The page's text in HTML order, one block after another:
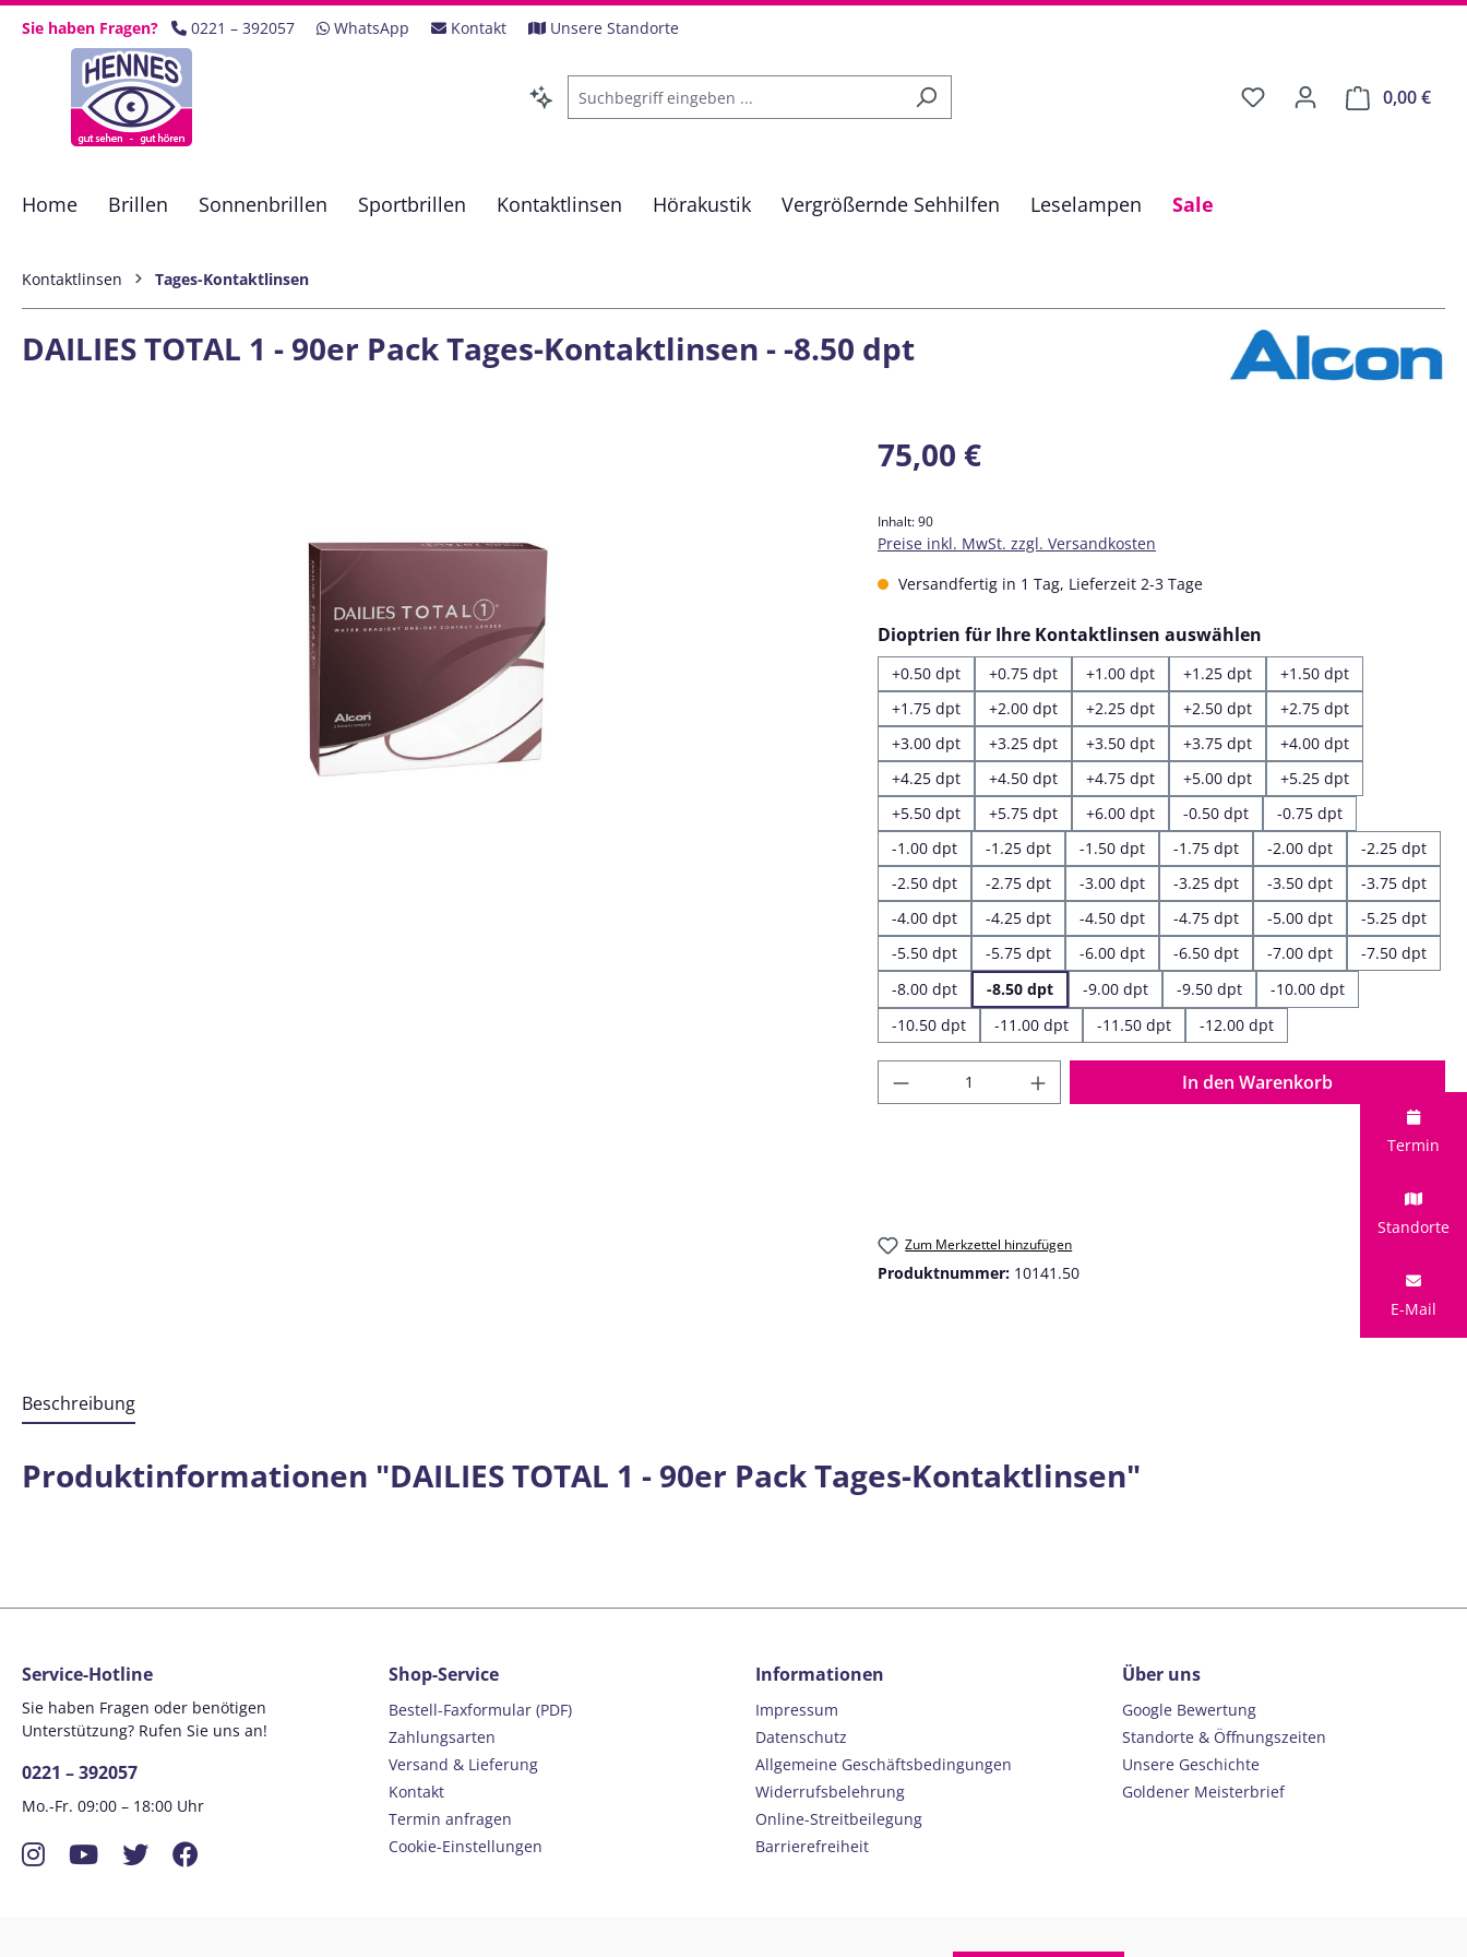
Hauptinhalt springen
Zur Suche springen
Zur Hauptnavigation springen
Sie haben Fragen? 0221 – 392057 WhatsApp Kontakt Unsere Standorte
0,00 €
Home Brillen Sonnenbrillen Sportbrillen Kontaktlinsen Hörakustik Vergrößernde Sehhilfen Leselampen Sale
Kontaktlinsen Tages-Kontaktlinsen
DAILIES TOTAL 1 - 90er Pack Tages-Kontaktlinsen - -8.50 dpt
Regulärer Preis:
75,00 €
Inhalt:90
Preise inkl. MwSt. zzgl. Versandkosten
Versandfertig in 1 Tag, Lieferzeit 2-3 Tage
Dioptrien für Ihre Kontaktlinsen auswählen
+0.50 dpt +0.75 dpt +1.00 dpt +1.25 dpt
+1.50 dpt
+1.75 dpt
+2.00 dpt +2.25 dpt +2.50 dpt
+2.75 dpt
+3.00 dpt
+3.25 dpt +3.50 dpt +3.75 dpt
+4.00 dpt
+4.25 dpt
+4.50 dpt +4.75 dpt +5.00 dpt
+5.25 dpt
+5.50 dpt
+5.75 dpt +6.00 dpt -0.50 dpt
-0.75 dpt
-1.00 dpt
-1.25 dpt -1.50 dpt -1.75 dpt -2.00 dpt
-2.25 dpt
-2.50 dpt
-2.75 dpt -3.00 dpt -3.25 dpt -3.50 dpt
-3.75 dpt
-4.00 dpt
-4.25 dpt -4.50 dpt -4.75 dpt -5.00 dpt
-5.25 dpt
-5.50 dpt
-5.75 dpt -6.00 dpt -6.50 dpt -7.00 dpt
-7.50 dpt
-8.00 dpt
-8.50 dpt -9.00 dpt -9.50 dpt
-10.00 dpt
-10.50 dpt
-11.00 dpt -11.50 dpt -12.00 dpt
Produkt Anzahl: Gib den gewünschten Wert
In den Warenkorb
Zum Merkzettel hinzufügen
Produktnummer: 10141.50
Beschreibung
Produktinformationen "DAILIES TOTAL 1 - 90er Pack Tages-Kontaktlinsen"
Termin
Standorte
E-Mail
Service-Hotline
Sie haben Fragen oder benötigen
Unterstützung? Rufen Sie uns an!
0221 – 392057
Mo.-Fr. 09:00 – 18:00 Uhr
InstagramYouTube
Twitter
Shop-Service
Bestell-Faxformular (PDF)
Zahlungsarten
Versand & Lieferung
Kontakt
Termin anfragen
Cookie-Einstellungen
Informationen
Impressum
Datenschutz
Allgemeine Geschäftsbedingungen
Widerrufsbelehrung
Online-Streitbeilegung
Barrierefreiheit
Über uns
Google Bewertung
Standorte & Öffnungszeiten
Unsere Geschichte
Goldener Meisterbrief